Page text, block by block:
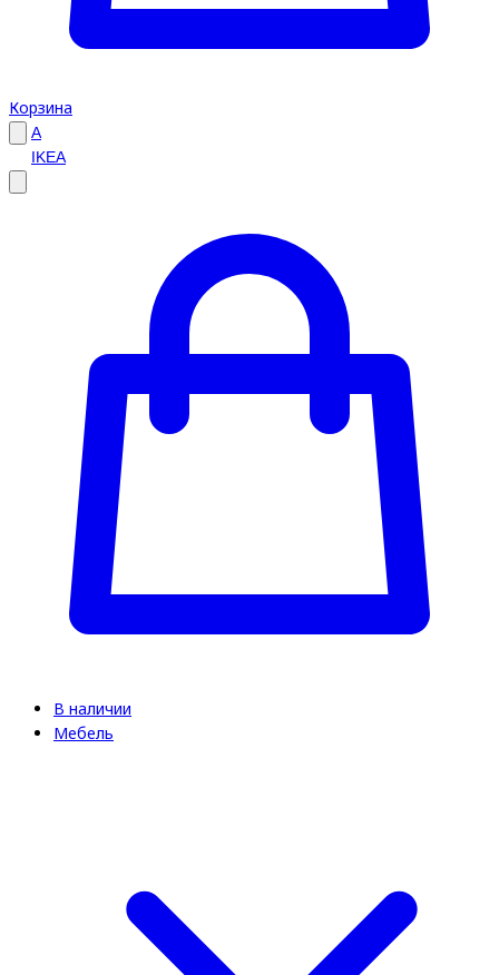
Корзина
A
IKEA
В наличии
Мебель